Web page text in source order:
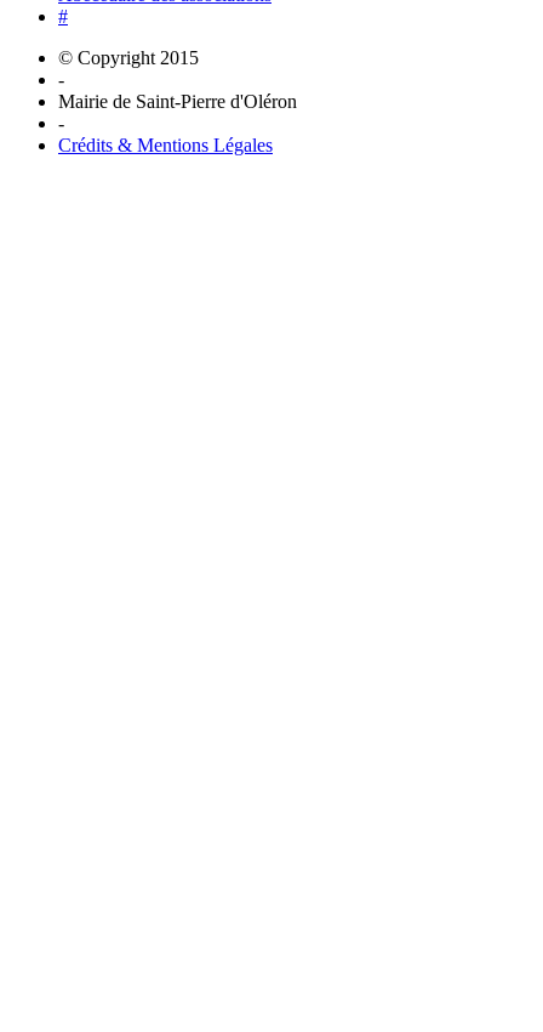
#
© Copyright 2015
-
Mairie de Saint-Pierre d'Oléron
-
Crédits & Mentions Légales